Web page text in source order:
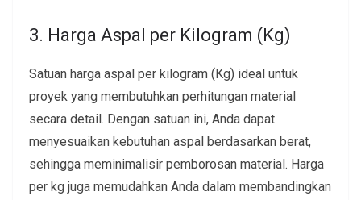
3. Harga Aspal per Kilogram (Kg)
Satuan harga aspal per kilogram (Kg) ideal untuk
proyek yang membutuhkan perhitungan material
secara detail. Dengan satuan ini, Anda dapat
menyesuaikan kebutuhan aspal berdasarkan berat,
sehingga meminimalisir pemborosan material. Harga
per kg juga memudahkan Anda dalam membandingkan